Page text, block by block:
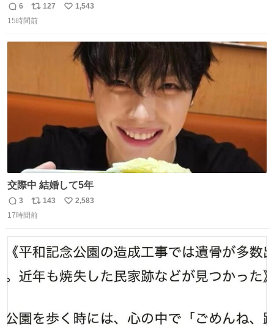
としている。 えびてんはもう永住の意を固めており、持ち
込んだおやつを所定の場所に置くなどしている。
返
信
6
リ
ポ
127
い
1,543
15時間前
交際中 結婚して5年
返
信
3
リ
ポ
ト
数
143
い
数
2,583
17時間前